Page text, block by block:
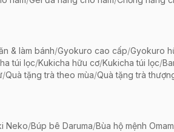
& làm bánh/Gyokuro cao cấp/Gyokuro
túi lọc/Kukicha hữu cơ/Kukicha túi lọc/
/Quà tặng trà theo mùa/Quà tặng trà
Neko/Búp bê Daruma/Bùa hộ mệnh